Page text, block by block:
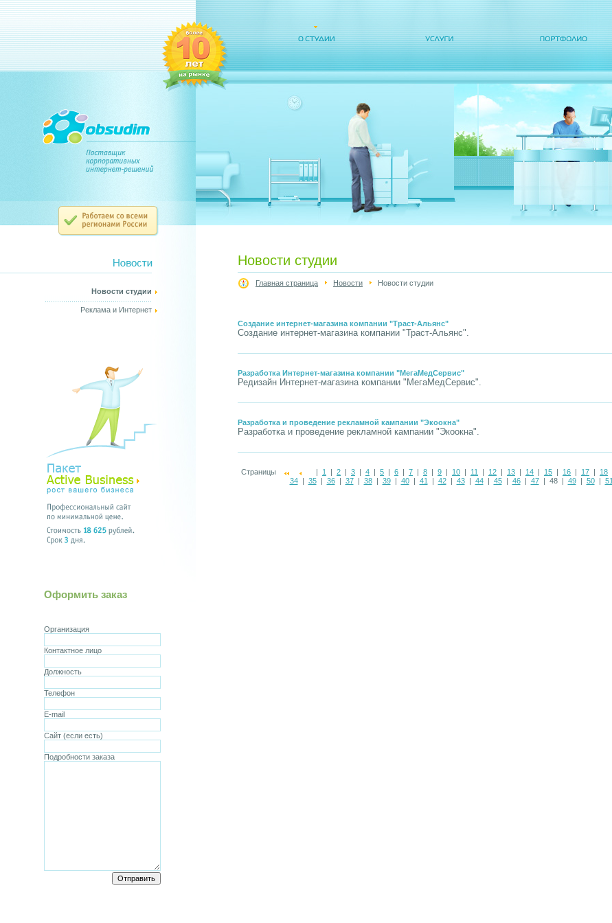
Новости студии
Реклама и Интернет
Оформить заказ
Организация
Контактное лицо
Должность
Телефон
E-mail
Сайт (если есть)
Подробности заказа
Новости студии
Главная страница Новости Новости студии
Создание интернет-магазина компании "Траст-Альянс"
Создание интернет-магазина компании "Траст-Альянс".
Разработка Интернет-магазина компании "МегаМедСервис"
Редизайн Интернет-магазина компании "МегаМедСервис".
Разработка и проведение рекламной кампании "Экоокна"
Разработка и проведение рекламной кампании "Экоокна".
Страницы | 1 | 2 | 3 | 4 | 5 | 6 | 7 | 8 | 9 | 10 | 11 | 12 | 13 | 14 | 15 | 16 | 17 | 18
34| 35| 36| 37| 38| 39| 40| 41 | 42| 43| 44| 45| 46| 47| 48 | 49| 50| 51